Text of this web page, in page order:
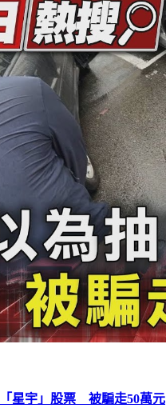
星宇」股票 被騙走50萬元